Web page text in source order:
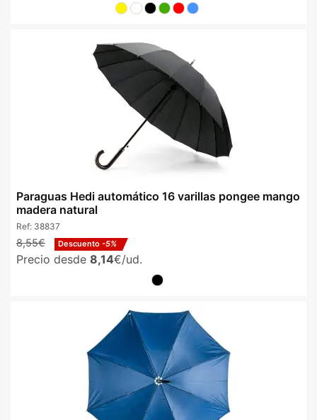
Paraguas Hedi automático 16 varillas pongee mango
madera natural
Ref: 38837
8,55€ Descuento -5%
Precio desde 8,14€/ud.